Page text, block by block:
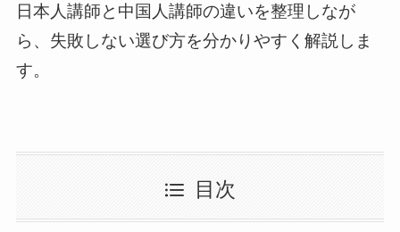
日本人講師と中国人講師の違いを整理しなが
ら、失敗しない選び方を分かりやすく解説しま
す。
目次